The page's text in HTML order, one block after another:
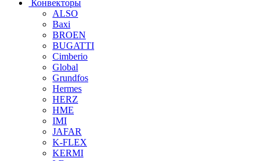
Конвекторы
ALSO
Baxi
BROEN
BUGATTI
Cimberio
Global
Grundfos
Hermes
HERZ
HME
IMI
JAFAR
K-FLEX
KERMI